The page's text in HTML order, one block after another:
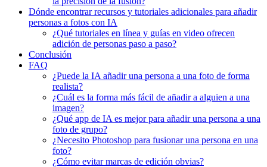
Dónde encontrar recursos y tutoriales adicionales para añadir
personas a fotos con IA
¿Qué tutoriales en línea y guías en video ofrecen
adición de personas paso a paso?
Conclusión
FAQ
¿Puede la IA añadir una persona a una foto de forma
realista?
¿Cuál es la forma más fácil de añadir a alguien a una
imagen?
¿Qué app de IA es mejor para añadir una persona a una
foto de grupo?
¿Necesito Photoshop para fusionar una persona en una
foto?
¿Cómo evitar marcas de edición obvias?